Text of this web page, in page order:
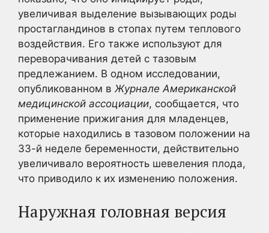
увеличивая выделение вызывающих роды
простагландинов в стопах путем теплового
воздействия. Его также используют для
переворачивания детей с тазовым
предлежанием. В одном исследовании,
опубликованном в Журнале Американской
медицинской ассоциации, сообщается, что
применение прижигания для младенцев,
которые находились в тазовом положении на
33-й неделе беременности, действительно
увеличивало вероятность шевеления плода,
что приводило к их изменению положения.
Наружная головная версия